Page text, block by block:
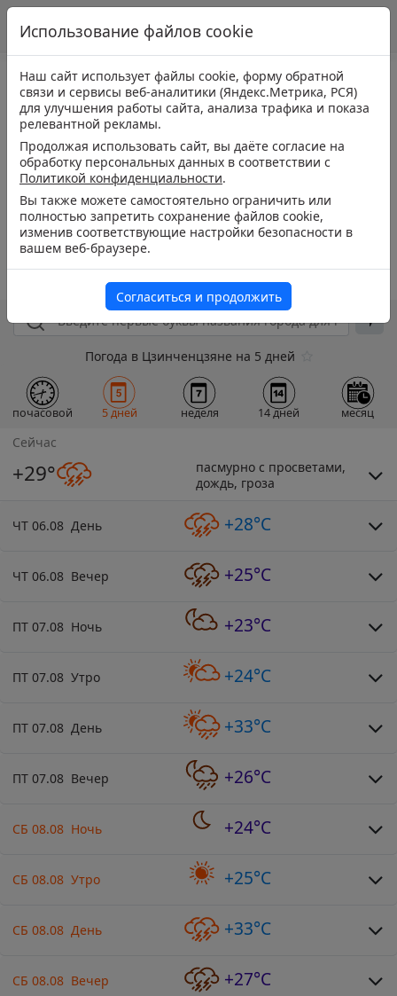
Погода в Цзинченцзяне на 5 дней
почасовой 5 дней неделя 14 дней месяц
Сейчас
+29°
пасмурно с просветами,
дождь, гроза
ЧТ 06.08 День +28°C
ЧТ 06.08 Вечер +25°C
ПТ 07.08 Ночь +23°C
ПТ 07.08 Утро +24°C
ПТ 07.08 День +33°C
ПТ 07.08 Вечер +26°C
СБ 08.08 Ночь +24°C
СБ 08.08 Утро +25°C
СБ 08.08 День +33°C
СБ 08.08 Вечер +27°C
Использование файлов cookie
Наш сайт использует файлы cookie, форму обратной
связи и сервисы веб-аналитики (Яндекс.Метрика, РСЯ)
для улучшения работы сайта, анализа трафика и показа
релевантной рекламы.
Продолжая использовать сайт, вы даёте согласие на
обработку персональных данных в соответствии с
Политикой конфиденциальности.
Вы также можете самостоятельно ограничить или
полностью запретить сохранение файлов cookie,
изменив соответствующие настройки безопасности в
вашем веб-браузере.
Согласиться и продолжить